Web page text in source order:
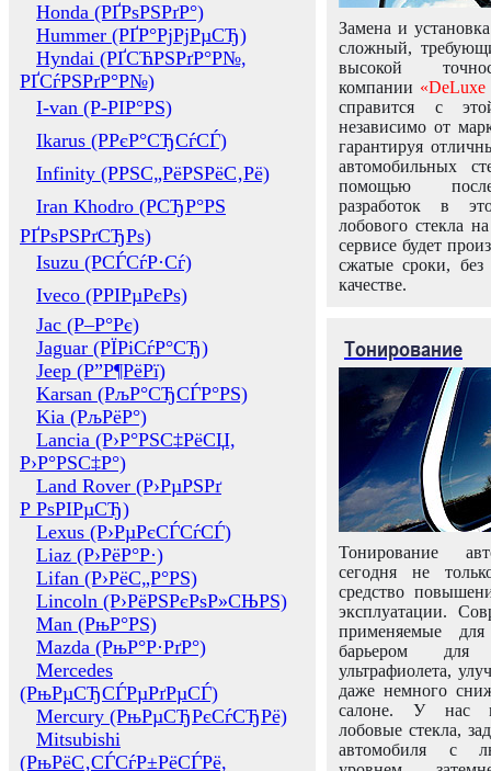
Honda (РҐРѕРЅРґР°)
Hummer (РҐР°РјРјРµСЂ)
Hyndai (РҐСЋРЅРґР°Р№,
РҐСѓРЅРґР°Р№)
I-van (Р-РІР°РЅ)
Ikarus (РРєР°СЂСѓСЃ)
Infinity (РРЅС„РёРЅРёС‚Рё)
Iran Khodro (РСЂР°РЅ
РҐРѕРЅРґСЂРѕ)
Isuzu (РСЃСѓР·Сѓ)
Iveco (РРІРµРєРѕ)
Jac (Р–Р°Рє)
Jaguar (РЇРіСѓР°СЂ)
Jeep (Р”Р¶РёРї)
Karsan (РљР°СЂСЃР°РЅ)
Kia (РљРёР°)
Lancia (Р›Р°РЅС‡РёСЏ,
Р›Р°РЅС‡Р°)
Land Rover (Р›РµРЅРґ
Р РѕРІРµСЂ)
Lexus (Р›РµРєСЃСѓСЃ)
Liaz (Р›РёР°Р·)
Lifan (Р›РёС„Р°РЅ)
Lincoln (Р›РёРЅРєРѕР»СЊРЅ)
Man (РњР°РЅ)
Mazda (РњР°Р·РґР°)
Mercedes
(РњРµСЂСЃРµРґРµСЃ)
Mercury (РњРµСЂРєСѓСЂРё)
Mitsubishi
(РњРёС‚СЃСѓР±РёСЃРё,
Замена и
сложный,
высокой
компании «DeLuxe
справится с
независимо от
гарантируя
автомобильных
помощью
разработок в
лобового стекла
сервисе будет
сжатые сроки,
качестве.
Тонирование
Тонирование
сегодня не
средство
эксплуатации.
применяемые
барьером для
ультрафиолета,
даже немного
салоне. У нас
лобовые стекла,
автомобиля с